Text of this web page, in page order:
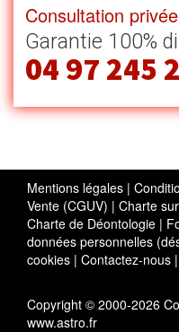
Consultation privée
Garantie 100%
04 97 245
Mentions légales |
Vente (CGUV) | Charte
Charte de Déontologie |
données personnelles
cookies | Contactez-nous |
Copyright © 2000-2026
www.astro.fr